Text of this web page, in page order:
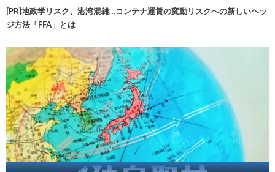
[PR]地政学リスク、港湾混雑…コンテナ運賃の変動リスクへの新しいヘッ
ジ方法「FFA」とは